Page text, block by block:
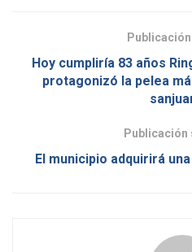
Hoy cumpliría 83 años
protagonizó la pelea
Publicación
El municipio adquirirá